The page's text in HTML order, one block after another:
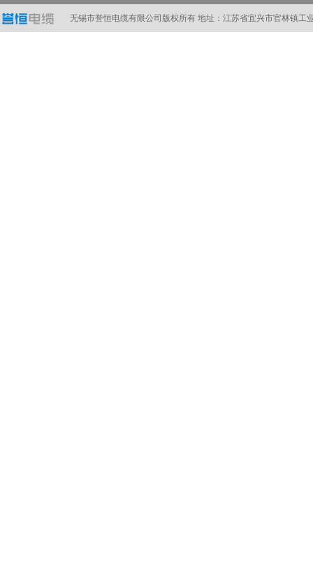
在线订购
无锡市誉恒电缆有限公司版权所有 地址：江苏省宜兴市官林镇